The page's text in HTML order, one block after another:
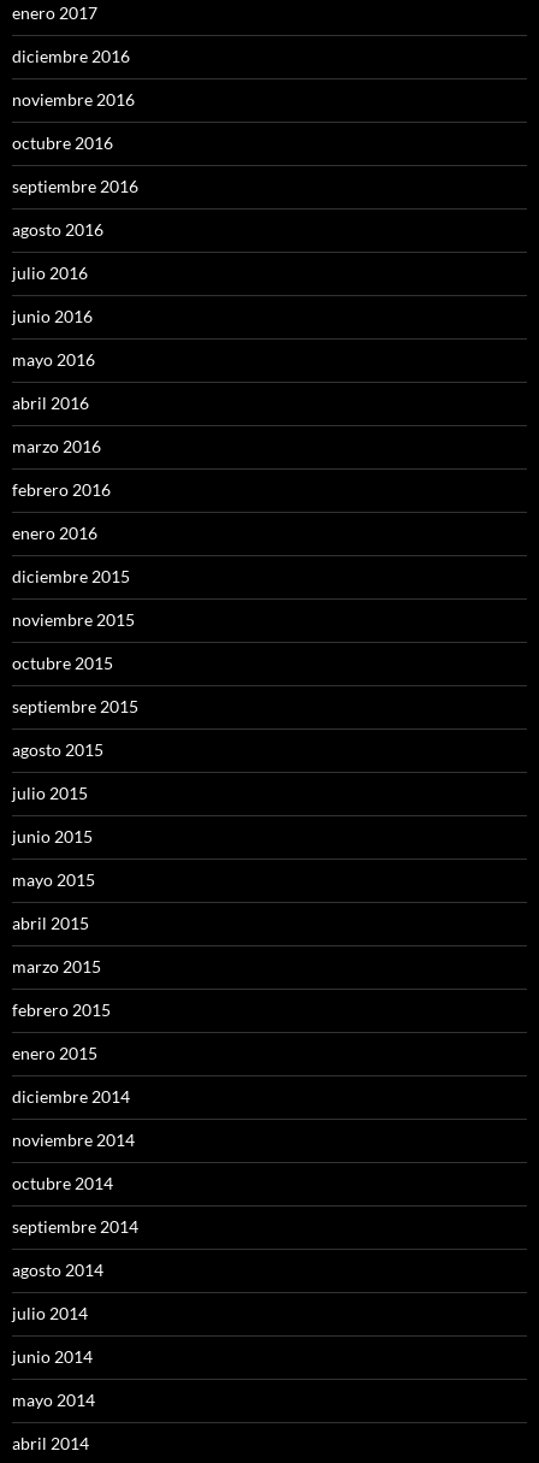
enero 2017
diciembre 2016
noviembre 2016
octubre 2016
septiembre 2016
agosto 2016
julio 2016
junio 2016
mayo 2016
abril 2016
marzo 2016
febrero 2016
enero 2016
diciembre 2015
noviembre 2015
octubre 2015
septiembre 2015
agosto 2015
julio 2015
junio 2015
mayo 2015
abril 2015
marzo 2015
febrero 2015
enero 2015
diciembre 2014
noviembre 2014
octubre 2014
septiembre 2014
agosto 2014
julio 2014
junio 2014
mayo 2014
abril 2014